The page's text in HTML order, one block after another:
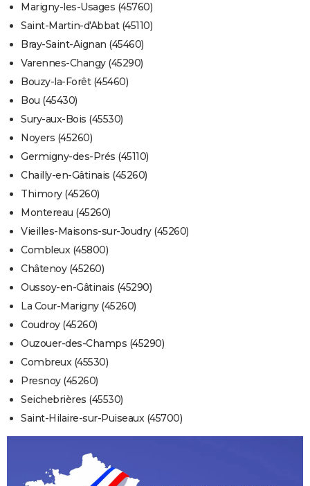
Marigny-les-Usages (45760)
Saint-Martin-d'Abbat (45110)
Bray-Saint-Aignan (45460)
Varennes-Changy (45290)
Bouzy-la-Forêt (45460)
Bou (45430)
Sury-aux-Bois (45530)
Noyers (45260)
Germigny-des-Prés (45110)
Chailly-en-Gâtinais (45260)
Thimory (45260)
Montereau (45260)
Vieilles-Maisons-sur-Joudry (45260)
Combleux (45800)
Châtenoy (45260)
Oussoy-en-Gâtinais (45290)
La Cour-Marigny (45260)
Coudroy (45260)
Ouzouer-des-Champs (45290)
Combreux (45530)
Presnoy (45260)
Seichebrières (45530)
Saint-Hilaire-sur-Puiseaux (45700)